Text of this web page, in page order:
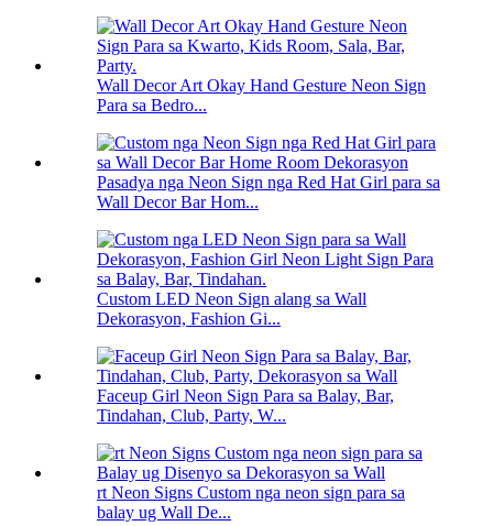
Wall Decor Art Okay Hand Gesture Neon Sign
Para sa Bedro...
Pasadya nga Neon Sign nga Red Hat Girl para sa
Wall Decor Bar Hom...
Custom LED Neon Sign alang sa Wall
Dekorasyon, Fashion Gi...
Faceup Girl Neon Sign Para sa Balay, Bar,
Tindahan, Club, Party, W...
rt Neon Signs Custom nga neon sign para sa
balay ug Wall De...